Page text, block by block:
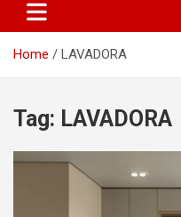
Home LAVADORA
Tag: LAVADORA